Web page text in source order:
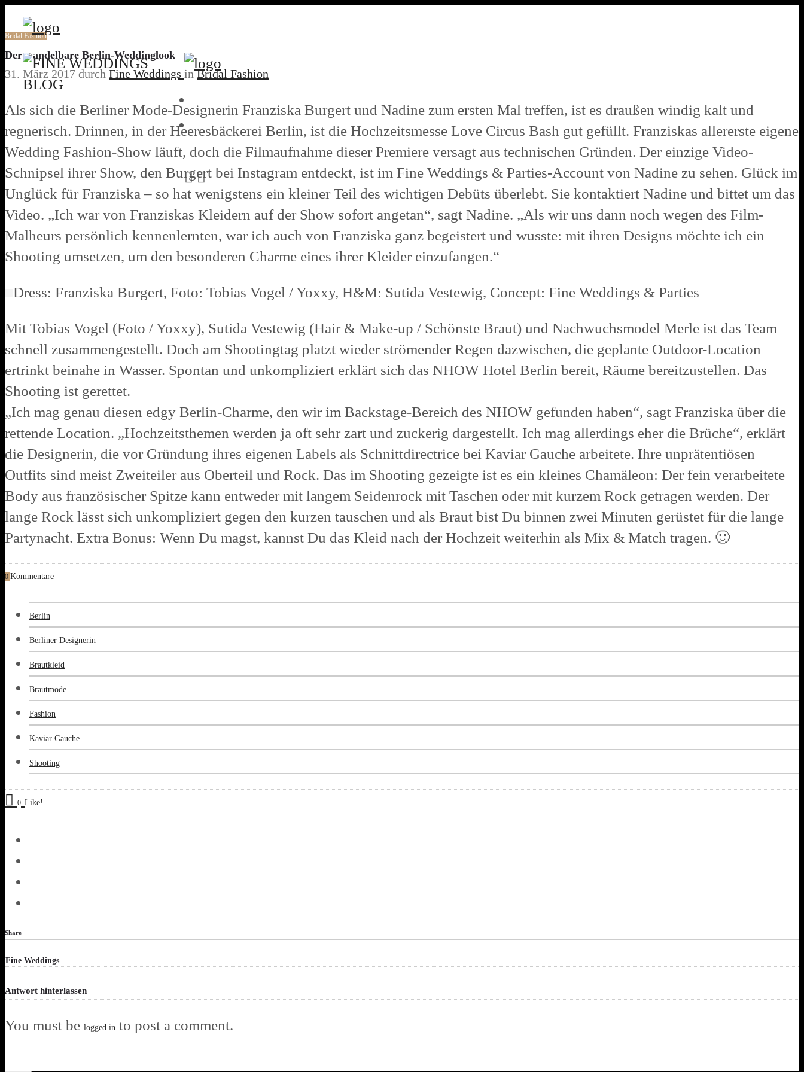
BLOG
Bridal Fashion
Der wandelbare Berlin-Weddinglook
31. März 2017 durch Fine Weddings in Bridal Fashion
Als sich die Berliner Mode-Designerin Franziska Burgert und Nadine zum ersten Mal treffen, ist es draußen windig kalt und
regnerisch. Drinnen, in der Heeresbäckerei Berlin, ist die Hochzeitsmesse Love Circus Bash gut gefüllt. Franziskas allererste eigene
Wedding Fashion-Show läuft, doch die Filmaufnahme dieser Premiere versagt aus technischen Gründen. Der einzige Video-
Schnipsel ihrer Show, den Burgert bei Instagram entdeckt, ist im Fine Weddings & Parties-Account von Nadine zu sehen. Glück im
Unglück für Franziska – so hat wenigstens ein kleiner Teil des wichtigen Debüts überlebt. Sie kontaktiert Nadine und bittet um das
Video. „Ich war von Franziskas Kleidern auf der Show sofort angetan“, sagt Nadine. „Als wir uns dann noch wegen des Film-
Malheurs persönlich kennenlernten, war ich auch von Franziska ganz begeistert und wusste: mit ihren Designs möchte ich ein
Shooting umsetzen, um den besonderen Charme eines ihrer Kleider einzufangen.“
Dress: Franziska Burgert, Foto: Tobias Vogel / Yoxxy, H&M: Sutida Vestewig, Concept: Fine Weddings & Parties
Mit Tobias Vogel (Foto / Yoxxy), Sutida Vestewig (Hair & Make-up / Schönste Braut) und Nachwuchsmodel Merle ist das Team
schnell zusammengestellt. Doch am Shootingtag platzt wieder strömender Regen dazwischen, die geplante Outdoor-Location
ertrinkt beinahe in Wasser. Spontan und unkompliziert erklärt sich das NHOW Hotel Berlin bereit, Räume bereitzustellen. Das
Shooting ist gerettet.
„Ich mag genau diesen edgy Berlin-Charme, den wir im Backstage-Bereich des NHOW gefunden haben“, sagt Franziska über die
rettende Location. „Hochzeitsthemen werden ja oft sehr zart und zuckerig dargestellt. Ich mag allerdings eher die Brüche“, erklärt
die Designerin, die vor Gründung ihres eigenen Labels als Schnittdirectrice bei Kaviar Gauche arbeitete. Ihre unprätentiösen
Outfits sind meist Zweiteiler aus Oberteil und Rock. Das im Shooting gezeigte ist es ein kleines Chamäleon: Der fein verarbeitete
Body aus französischer Spitze kann entweder mit langem Seidenrock mit Taschen oder mit kurzem Rock getragen werden. Der
lange Rock lässt sich unkompliziert gegen den kurzen tauschen und als Braut bist Du binnen zwei Minuten gerüstet für die lange
Partynacht. Extra Bonus: Wenn Du magst, kannst Du das Kleid nach der Hochzeit weiterhin als Mix & Match tragen. 🙂
0 Kommentare
Berlin
Berliner Designerin
Brautkleid
Brautmode
Fashion
Kaviar Gauche
Shooting
0 Like!
Share
Fine Weddings
Antwort hinterlassen
You must be logged in to post a comment.